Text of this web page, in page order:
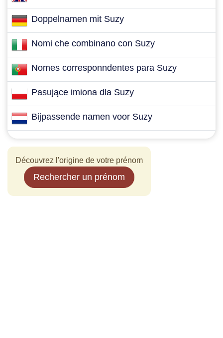
Doppelnamen mit Suzy
Nomi che combinano con Suzy
Nomes corresponndentes para Suzy
Pasujące imiona dla Suzy
Bijpassende namen voor Suzy
Découvrez l'origine de votre prénom
Rechercher un prénom